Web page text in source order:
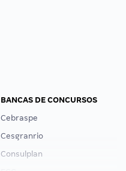
BANCAS DE CONCURSOS
Cebraspe
Cesgranrio
Consulplan